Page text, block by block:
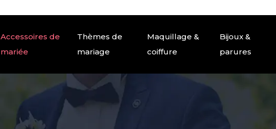
Accessoires de
mariée
Thèmes de
mariage
Maquillage &
coiffure
Bijoux &
parures